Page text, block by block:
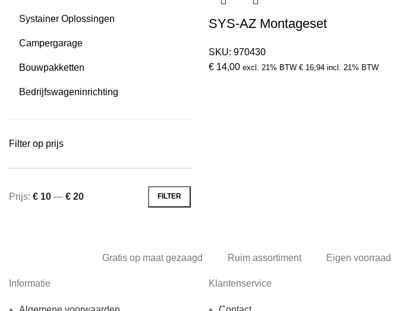
Systainer Oplossingen
Campergarage
Bouwpakketten
Bedrijfswageninrichting
Filter op prijs
FILTER
Prijs: € 10 — € 20
SYS-AZ Montageset
SKU: 970430
€ 14,00 excl. 21% BTW € 16,94 incl. 21% BTW
Gratis op maat gezaagd Ruim assortiment Eigen voorraad
Informatie Klantenservice